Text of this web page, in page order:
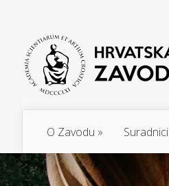
O Zavodu » Suradnici